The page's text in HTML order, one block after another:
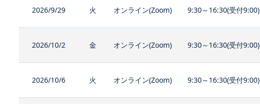
2026/9/29 火 オンライン(Zoom) 9:30～16:30(受付9:00)
2026/10/2 金 オンライン(Zoom) 9:30～16:30(受付9:00)
2026/10/6 火 オンライン(Zoom) 9:30～16:30(受付9:00)